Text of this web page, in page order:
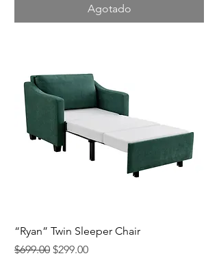
Agotado
“Ryan” Twin Sleeper Chair
Precio
$699.00 Precio de oferta
$299.00